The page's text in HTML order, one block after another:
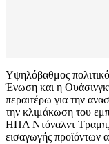
Yψηλόβαθμος
Ένωση και η
περαιτέρω για την
την κλιμάκωση του
ΗΠΑ Ντόναλντ Τραμπ,
εισαγωγής